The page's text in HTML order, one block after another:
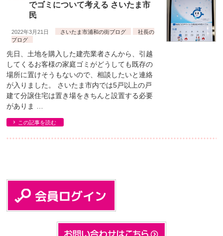
でゴミについて考える さいたま市
民
2022年3月21日 さいたま市浦和の街ブログ
社長の
ブログ
先日、土地を購入した建売業者さんから、引越
してくるお客様の家庭ゴミがどうしても既存の
場所に置けそうもないので、相談したいと連絡
が入りました。 さいたま市内では5戸以上の戸
建て分譲住宅は置き場をきちんと設置する必要
がありま …
この記事を読む